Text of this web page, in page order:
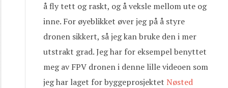
å fly tett og raskt, og å veksle mellom ute og
inne. For øyeblikket øver jeg på å styre
dronen sikkert, så jeg kan bruke den i mer
utstrakt grad. Jeg har for eksempel benyttet
meg av FPV dronen i denne lille videoen som
jeg har laget for byggeprosjektet Nøsted